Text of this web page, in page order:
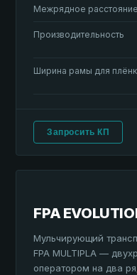
Межрядное расстояние
Производительность
Ширина рамы для
Запросить КП
FPA
Мульчирующий
FPA MULTIPLA —
оператором на два